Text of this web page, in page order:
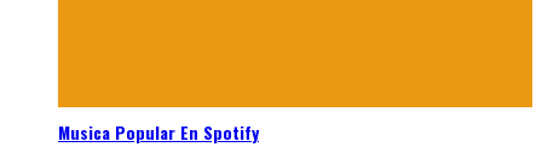
Musica Popular En Spotify